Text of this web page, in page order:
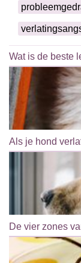
Wat is de beste
Als je hond
De vier zones